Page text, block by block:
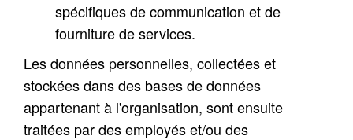
spécifiques de communication et de
fourniture de services.
Les données personnelles, collectées et
stockées dans des bases de données
appartenant à l'organisation, sont ensuite
traitées par des employés et/ou des